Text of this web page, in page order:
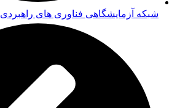
شبکه آزمایشگاهی فناوری های راهبردی